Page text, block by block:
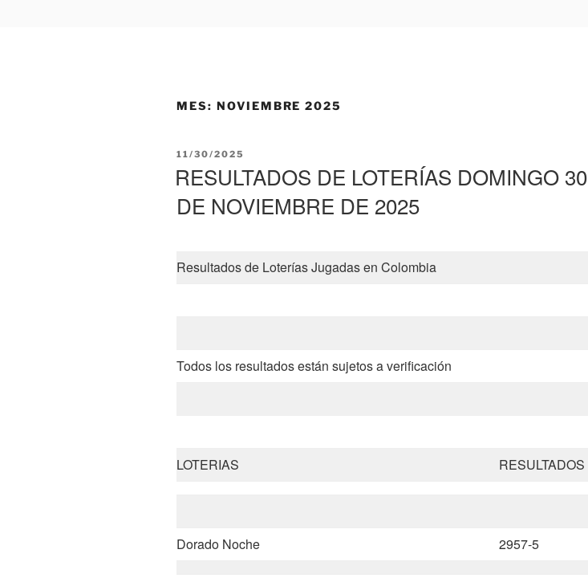
MES: NOVIEMBRE 2025
PUBLICADO
11/30/2025
RESULTADOS DE LOTERÍAS DOMINGO 30
DE NOVIEMBRE DE 2025
Resultados de Loterías Jugadas en Colombia
Todos los resultados están sujetos a verificación
LOTERIAS RESULTADOS
Dorado Noche 2957-5